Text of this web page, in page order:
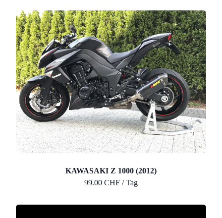
KAWASAKI Z 1000 (2012)
99.00 CHF / Tag